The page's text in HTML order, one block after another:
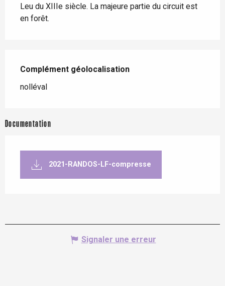
Leu du XIIIe siècle. La majeure partie du circuit est
en forêt.
Complément géolocalisation
Complément géolocalisation
nolléval
Documentation
2021-RANDOS-LF-compresse
Signaler une erreur